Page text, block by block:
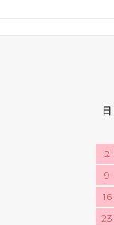
日
2
9
16
23